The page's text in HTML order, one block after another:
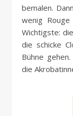
bemalen.
wenig
Wichtigste:
die schicke
Bühne
die